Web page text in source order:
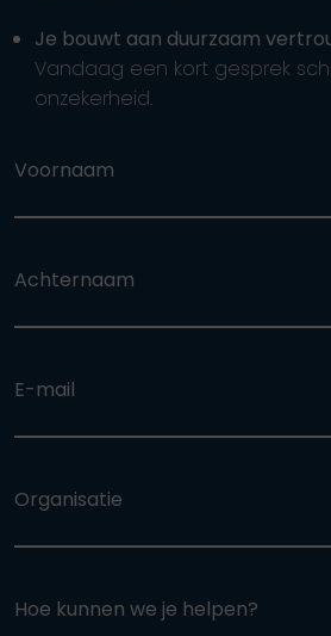
Je bouwt aan duurzaam
Vandaag een kort gesprek
onzekerheid.
Voornaam
Achternaam
E-mail
Organisatie
Hoe kunnen we je helpen?